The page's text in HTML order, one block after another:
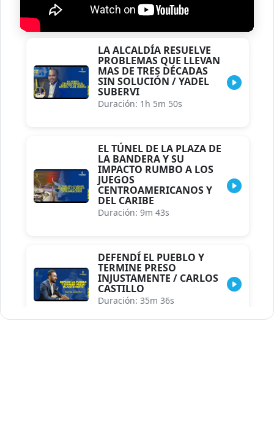
LA ALCALDÍA RESUELVE
PROBLEMAS QUE LLEVAN
MAS DE TRES DÉCADAS
SIN SOLUCIÓN / YADEL
SUBERVI
Duración: 1h 5m 50s
EL TÚNEL DE LA PLAZA DE
LA BANDERA Y SU
IMPACTO RUMBO A LOS
JUEGOS
CENTROAMERICANOS Y
DEL CARIBE
Duración: 9m 43s
DEFENDÍ EL PUEBLO Y
TERMINE PRESO
INJUSTAMENTE / CARLOS
CASTILLO
Duración: 35m 36s